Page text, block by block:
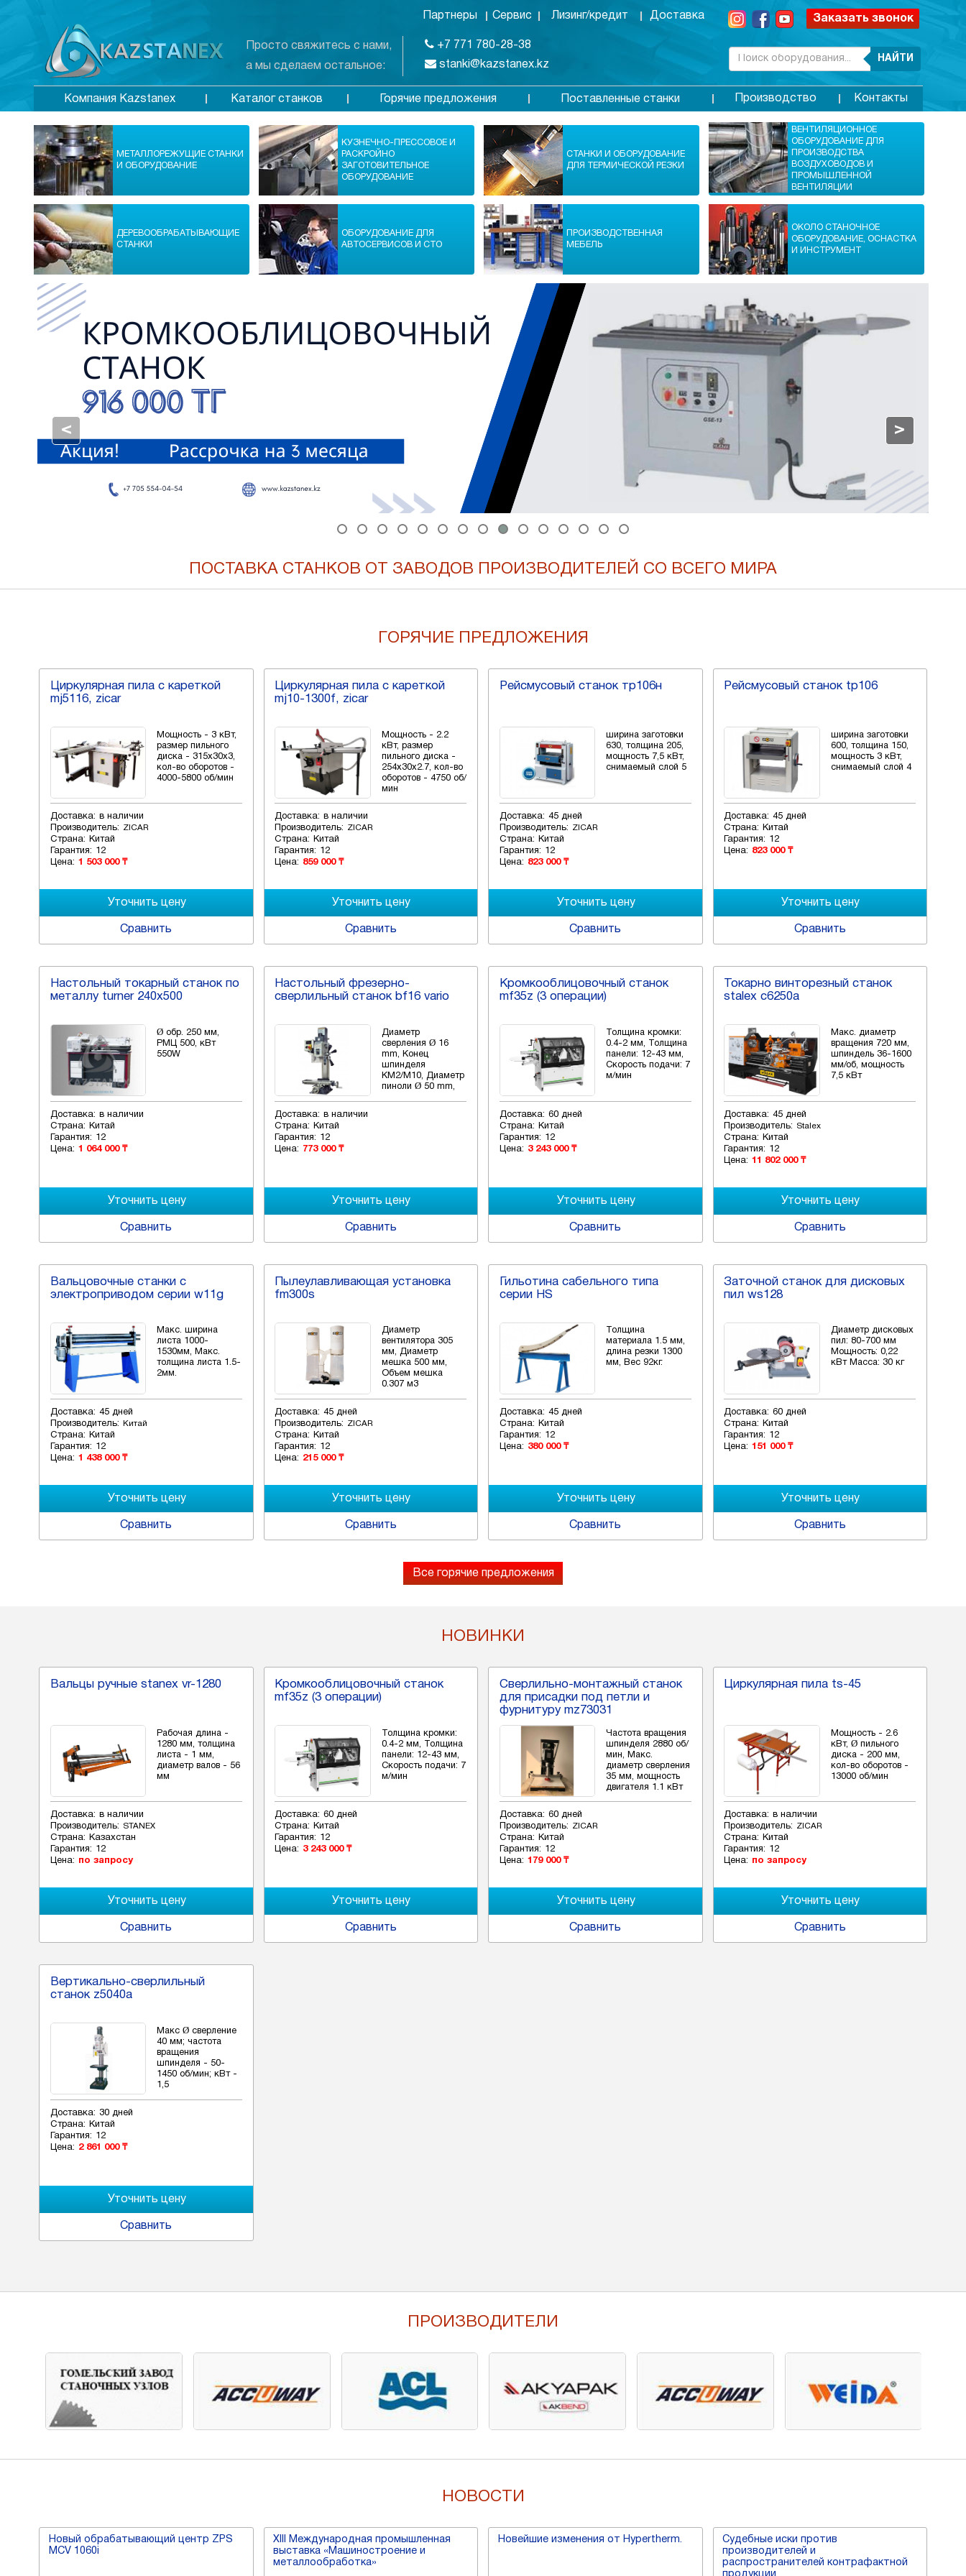
Просто свяжитесь с нами,
а мы сделаем остальное:
Партнеры Сервис Лизинг/кредит Доставка
+7 771 780-28-38
stanki@kazstanex.kz
Заказать звонок
НАЙТИ
Компания Kazstanex Каталог станков Горячие предложения Поставленные станки Производство Контакты
МЕТАЛЛОРЕЖУЩИЕ СТАНКИ
И ОБОРУДОВАНИЕ
КУЗНЕЧНО-ПРЕССОВОЕ И
РАСКРОЙНО
ЗАГОТОВИТЕЛЬНОЕ
ОБОРУДОВАНИЕ
СТАНКИ И ОБОРУДОВАНИЕ
ДЛЯ ТЕРМИЧЕСКОЙ РЕЗКИ
ВЕНТИЛЯЦИОННОЕ
ОБОРУДОВАНИЕ ДЛЯ
ПРОИЗВОДСТВА
ВОЗДУХОВОДОВ И
ПРОМЫШЛЕННОЙ
ВЕНТИЛЯЦИИ
ДЕРЕВООБРАБАТЫВАЮЩИЕ
СТАНКИ
ОБОРУДОВАНИЕ ДЛЯ
АВТОСЕРВИСОВ И СТО
ПРОИЗВОДСТВЕННАЯ
МЕБЕЛЬ
ОКОЛО СТАНОЧНОЕ
ОБОРУДОВАНИЕ, ОСНАСТКА
И ИНСТРУМЕНТ
< >
ПОСТАВКА СТАНКОВ ОТ ЗАВОДОВ ПРОИЗВОДИТЕЛЕЙ СО ВСЕГО МИРА
ГОРЯЧИЕ ПРЕДЛОЖЕНИЯ
Циркулярная пила с кареткой
mj5116, zicar
Мощность - 3 кВт,
размер пильного
диска - 315х30х3,
кол-во оборотов -
4000-5800 об/мин
Доставка:
в наличии
Производитель:
ZICAR
Страна:
Китай
Гарантия:
12
Цена: 1 503 000 ₸
Сравнить
Циркулярная пила с кареткой
mj10-1300f, zicar
Мощность - 2.2
кВт, размер
пильного диска -
254х30х2.7, кол-во
оборотов - 4750 об/
мин
Доставка:
в наличии
Производитель:
ZICAR
Страна:
Китай
Гарантия:
12
Цена: 859 000 ₸
Сравнить
Рейсмусовый станок тр106н
ширина заготовки
630, толщина 205,
мощность 7,5 кВт,
снимаемый слой 5
Доставка: 45 дней
Производитель:
ZICAR
Страна:
Китай
Гарантия:
12
Цена: 823 000 ₸
Сравнить
Рейсмусовый станок tp106
ширина заготовки
600, толщина 150,
мощность 3 кВт,
снимаемый слой 4
Доставка: 45 дней
Страна:
Китай
Гарантия:
12
Цена: 823 000 ₸
Сравнить
Настольный токарный станок по
металлу turner 240x500
Ø обр. 250 мм,
РМЦ 500, кВт
550W
Доставка: в наличии
Страна:
Китай
Гарантия: 12
Цена: 1 064 000 ₸
Сравнить
Настольный фрезерно-
сверлильный станок bf16 vario
Диаметр
сверления Ø 16
mm, Конец
шпинделя
КМ2/M10, Диаметр
пиноли Ø 50 mm,
Доставка: в наличии
Страна:
Китай
Гарантия: 12
Цена: 773 000 ₸
Сравнить
Кромкооблицовочный станок
mf35z (3 операции)
Толщина кромки:
0.4-2 мм, Толщина
панели: 12-43 мм,
Скорость подачи: 7
м/мин
Доставка: 60 дней
Страна:
Китай
Гарантия: 12
Цена: 3 243 000 ₸
Сравнить
Токарно винторезный станок
stalex c6250a
Макс. диаметр
вращения 720 мм,
шпиндель 36-1600
мм/об, мощность
7,5 кВт
Доставка: 45 дней
Производитель:
Stalex
Страна:
Китай
Гарантия: 12
Цена: 11 802 000 ₸
Сравнить
Вальцовочные станки с
электроприводом серии w11g
Макс. ширина
листа 1000-
1530мм, Макс.
толщина листа 1.5-
2мм.
Доставка: 45 дней
Производитель:
Китай
Страна:
Китай
Гарантия: 12
Цена: 1 438 000 ₸
Сравнить
Пылеулавливающая установка
fm300s
Диаметр
вентилятора 305
мм, Диаметр
мешка 500 мм,
Объем мешка
0.307 м3
Доставка: 45 дней
Производитель:
ZICAR
Страна:
Китай
Гарантия: 12
Цена: 215 000 ₸
Сравнить
Гильотина сабельного типа
серии HS
Толщина
материала 1.5 мм,
длина резки 1300
мм, Вес 92кг.
Доставка: 45 дней
Страна:
Китай
Гарантия: 12
Цена: 380 000 ₸
Сравнить
Заточной станок для дисковых
пил ws128
Диаметр дисковых
пил: 80-700 мм
Мощность: 0,22
кВт Масса: 30 кг
Доставка: 60 дней
Страна:
Китай
Гарантия: 12
Цена: 151 000 ₸
Сравнить
Все горячие предложения
НОВИНКИ
Вальцы ручные stanex vr-1280
Рабочая длина -
1280 мм, толщина
листа - 1 мм,
диаметр валов - 56
мм
Доставка:
в наличии
Производитель:
STANEX
Страна:
Казахстан
Гарантия:
12
Цена:
по запросу
Сравнить
Кромкооблицовочный станок
mf35z (3 операции)
Толщина кромки:
0.4-2 мм, Толщина
панели: 12-43 мм,
Скорость подачи: 7
м/мин
Доставка: 60 дней
Страна:
Китай
Гарантия:
12
Цена: 3 243 000 ₸
Сравнить
Сверлильно-монтажный станок
для присадки под петли и
фурнитуру mz73031
Частота вращения
шпинделя 2880 об/
мин, Макс.
диаметр сверления
35 мм, мощность
двигателя 1.1 кВт
Доставка: 60 дней
Производитель:
ZICAR
Страна:
Китай
Гарантия:
12
Цена: 179 000 ₸
Сравнить
Циркулярная пила ts-45
Мощность - 2.6
кВт, Ø пильного
диска - 200 мм,
кол-во оборотов -
13000 об/мин
Доставка:
в наличии
Производитель:
ZICAR
Страна:
Китай
Гарантия:
12
Цена:
по запросу
Сравнить
Вертикально-сверлильный
станок z5040a
Макс Ø сверление
40 мм; частота
вращения
шпинделя - 50-
1450 об/мин; кВт -
1,5
Доставка: 30 дней
Страна:
Китай
Гарантия: 12
Цена: 2 861 000 ₸
Сравнить
ПРОИЗВОДИТЕЛИ
НОВОСТИ
Новый обрабатывающий центр ZPS
MCV 1060i
XIII Международная промышленная
выставка «Машиностроение и
металлообработка»
Новейшие изменения от Hypertherm.
Судебные иски против
производителей и
распространителей контрафактной